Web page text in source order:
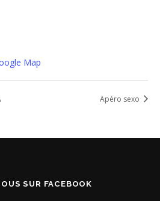
Map
Apéro sexo
SUR FACEBOOK